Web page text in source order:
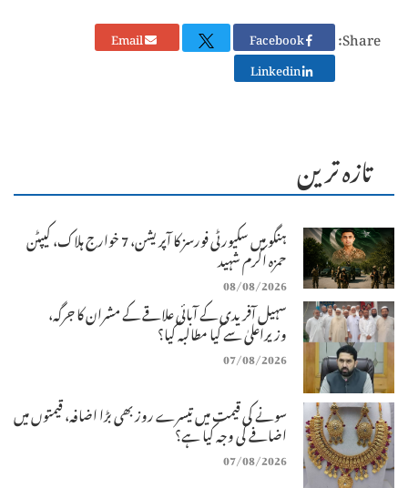
Share:
Email
Linkedin
تازہ ترین
ہنگو میں سکیورٹی فورسز کا آپریشن، 7 خوارج ہلاک، کیپٹن
حمزہ اکرم شہید
08/08/2026
سہیل آفریدی کے آبائی علاقے کے مشران کا جرگہ،
وزیراعلیٰ سے کیا مطالبہ کیا؟
07/08/2026
سونے کی قیمت میں تیسرے روز بھی بڑا اضافہ، قیمتوں میں
اضافے کی وجہ کیا ہے؟
07/08/2026